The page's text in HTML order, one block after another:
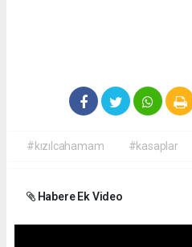
#kızılcahamam #kasaplar
Habere Ek Video